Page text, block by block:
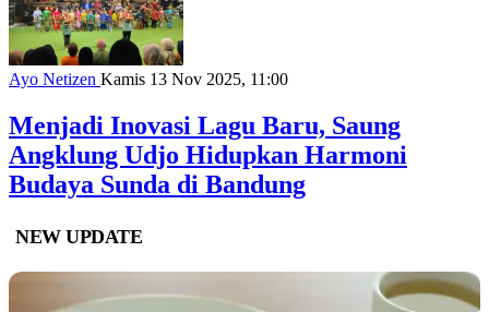
Ayo Netizen Kamis 13 Nov 2025, 11:00
Menjadi Inovasi Lagu Baru, Saung
Angklung Udjo Hidupkan Harmoni
Budaya Sunda di Bandung
NEW UPDATE